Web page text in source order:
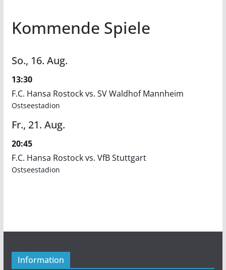
Kommende Spiele
So., 16. Aug.
13:30
F.C. Hansa Rostock vs. SV Waldhof Mannheim
Ostseestadion
Fr., 21. Aug.
20:45
F.C. Hansa Rostock vs. VfB Stuttgart
Ostseestadion
Information